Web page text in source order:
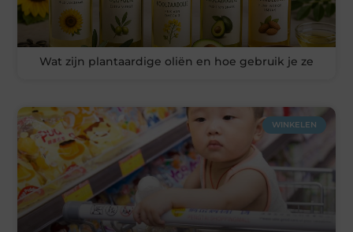
Wat zijn plantaardige oliën en hoe gebruik je ze
WINKELEN